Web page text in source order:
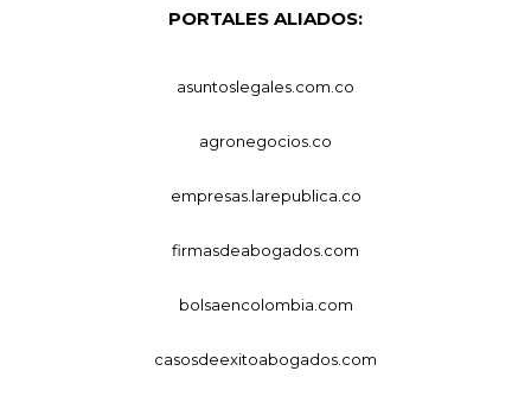
PORTALES ALIADOS:
asuntoslegales.com.co
agronegocios.co
empresas.larepublica.co
firmasdeabogados.com
bolsaencolombia.com
casosdeexitoabogados.com